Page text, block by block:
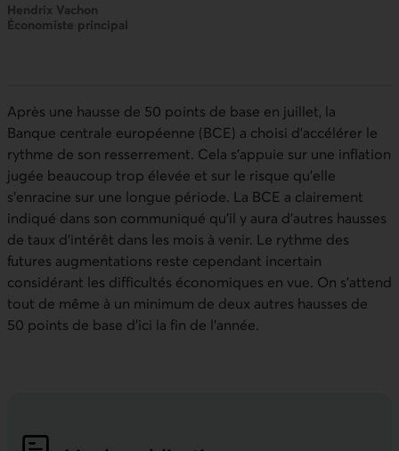
Hendrix Vachon
Économiste principal
Après une hausse de 50 points de base en juillet, la
Banque centrale européenne (BCE) a choisi d’accélérer le
rythme de son resserrement. Cela s’appuie sur une inflation
jugée beaucoup trop élevée et sur le risque qu’elle
s’enracine sur une longue période. La BCE a clairement
indiqué dans son communiqué qu’il y aura d’autres hausses
de taux d’intérêt dans les mois à venir. Le rythme des
futures augmentations reste cependant incertain
considérant les difficultés économiques en vue. On s’attend
tout de même à un minimum de deux autres hausses de
50 points de base d’ici la fin de l’année.